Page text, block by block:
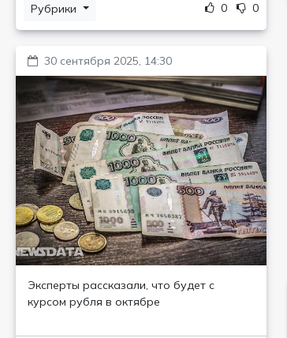
Рубрики 0 0
30 сентября 2025, 14:30
Эксперты рассказали, что будет с
курсом рубля в октябре